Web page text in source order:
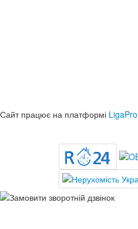
Сайт працює на платформі LigaPro